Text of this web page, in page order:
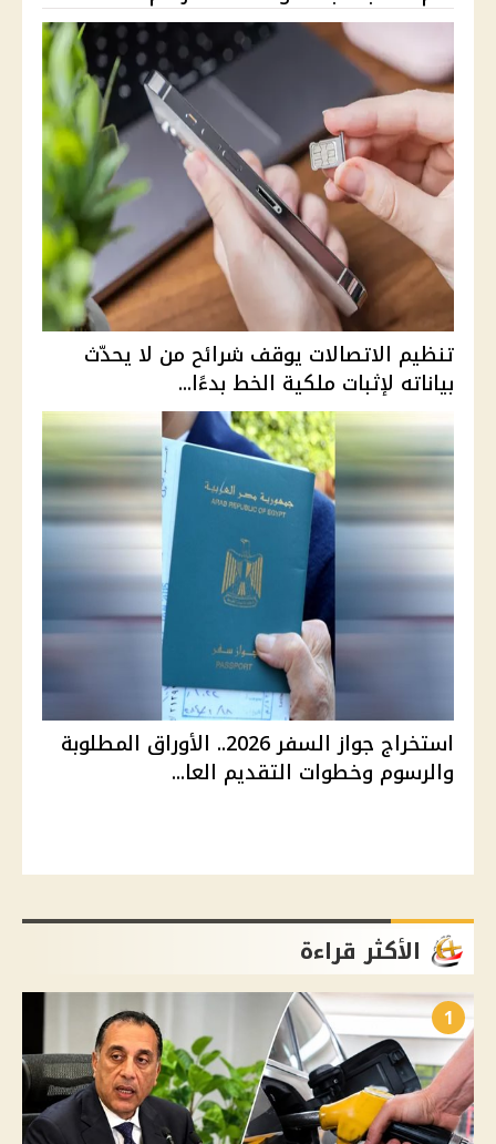
تنظيم الاتصالات يوقف شرائح من لا يحدّث
بياناته لإثبات ملكية الخط بدءًا...
استخراج جواز السفر 2026.. الأوراق المطلوبة
والرسوم وخطوات التقديم العا...
الأكثر قراءة
1